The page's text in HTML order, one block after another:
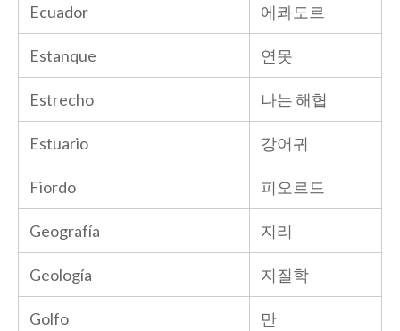
Ecuador 에콰도르
Estanque 연못
Estrecho 나는 해협
Estuario 강어귀
Fiordo 피오르드
Geografía 지리
Geología 지질학
Golfo 만